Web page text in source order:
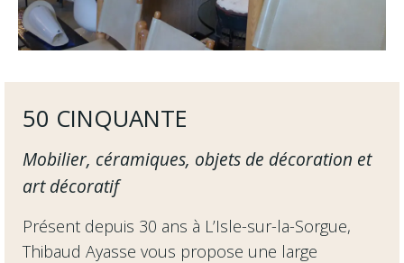
50 CINQUANTE
Mobilier, céramiques, objets de décoration et
art décoratif
Présent depuis 30 ans à L’Isle-sur-la-Sorgue,
Thibaud Ayasse vous propose une large